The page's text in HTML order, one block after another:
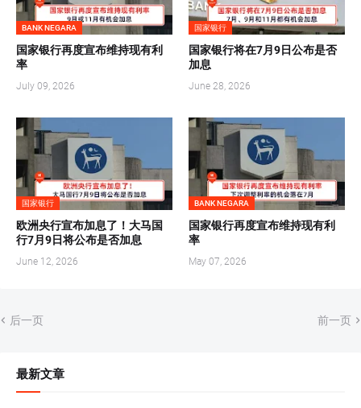
BANK NEGARA
国家银行再度宣布维持现有利
率
July 09, 2026
国家银行
国家银行将在7月9日公布是否
加息
June 28, 2026
国家银行
欧洲央行宣布加息了！大马国
行7月9日将公布是否加息
June 12, 2026
BANK NEGARA
国家银行再度宣布维持现有利
率
May 07, 2026
后一页 前一页
最新文章